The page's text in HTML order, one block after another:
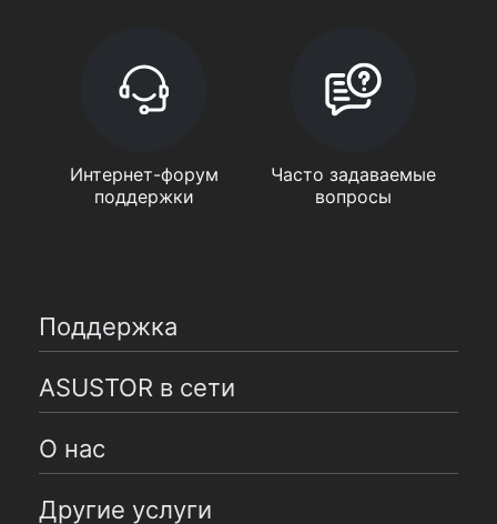
Интернет-форум
поддержки
Часто задаваемые
вопросы
Поддержка
ASUSTOR в сети
О нас
Другие услуги